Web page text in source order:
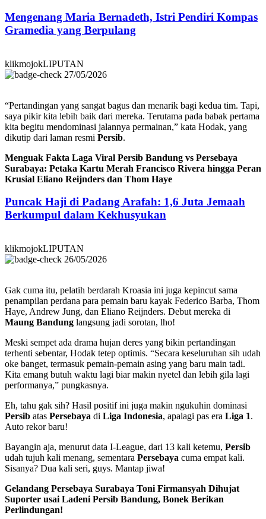
Mengenang Maria Bernadeth, Istri Pendiri Kompas
Gramedia yang Berpulang
klikmojokLIPUTAN
27/05/2026
“Pertandingan yang sangat bagus dan menarik bagi kedua tim. Tapi,
saya pikir kita lebih baik dari mereka. Terutama pada babak pertama
kita begitu mendominasi jalannya permainan,” kata Hodak, yang
dikutip dari laman resmi Persib.
Menguak Fakta Laga Viral Persib Bandung vs Persebaya
Surabaya: Petaka Kartu Merah Francisco Rivera hingga Peran
Krusial Eliano Reijnders dan Thom Haye
Puncak Haji di Padang Arafah: 1,6 Juta Jemaah
Berkumpul dalam Kekhusyukan
klikmojokLIPUTAN
26/05/2026
Gak cuma itu, pelatih berdarah Kroasia ini juga kepincut sama
penampilan perdana para pemain baru kayak Federico Barba, Thom
Haye, Andrew Jung, dan Eliano Reijnders. Debut mereka di
Maung Bandung langsung jadi sorotan, lho!
Meski sempet ada drama hujan deres yang bikin pertandingan
terhenti sebentar, Hodak tetep optimis. “Secara keseluruhan sih udah
oke banget, termasuk pemain-pemain asing yang baru main tadi.
Kita emang butuh waktu lagi biar makin nyetel dan lebih gila lagi
performanya,” pungkasnya.
Eh, tahu gak sih? Hasil positif ini juga makin ngukuhin dominasi
Persib atas Persebaya di Liga Indonesia, apalagi pas era Liga 1.
Auto rekor baru!
Bayangin aja, menurut data I-League, dari 13 kali ketemu, Persib
udah tujuh kali menang, sementara Persebaya cuma empat kali.
Sisanya? Dua kali seri, guys. Mantap jiwa!
Gelandang Persebaya Surabaya Toni Firmansyah Dihujat
Suporter usai Ladeni Persib Bandung, Bonek Berikan
Perlindungan!